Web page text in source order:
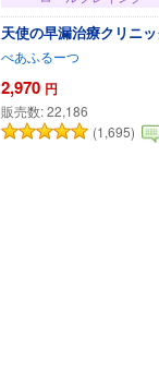
天使の早漏治療クリニ
べあふるーつ
2,970 円
販売数:22,186
(1,695)